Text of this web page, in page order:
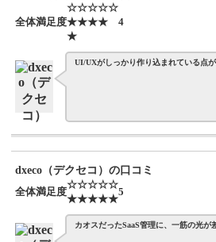
全体満足度
☆☆☆☆☆
★★★★
4
UI/UXがしっかり作り込まれている点が...
dxeco（デクセコ）の口コミ
全体満足度
☆☆☆☆☆
★★★★★
5
カオスだったSaaS管理に、一筋の光が差...